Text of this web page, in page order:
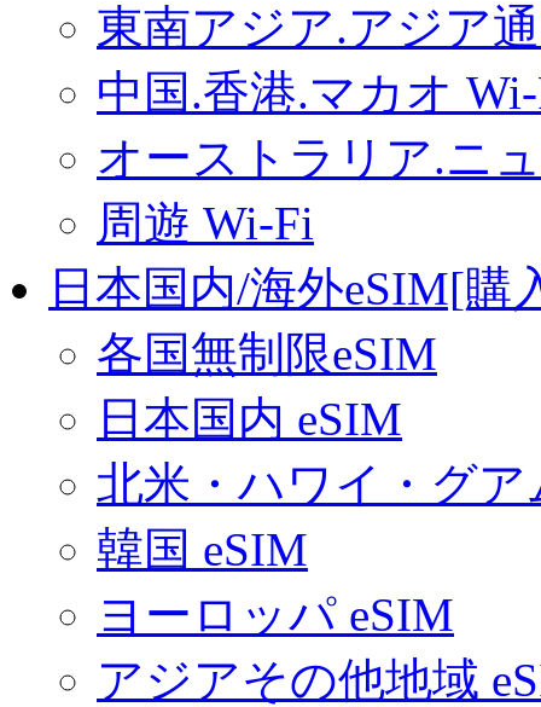
東南アジア.アジア
中国.香港.マカオ
オーストラリア.ニ
周遊 Wi-Fi
日本国内/海外eSIM[購
各国無制限eSIM
日本国内 eSIM
北米・ハワイ・グア
韓国 eSIM
ヨーロッパ eSIM
アジアその他地域